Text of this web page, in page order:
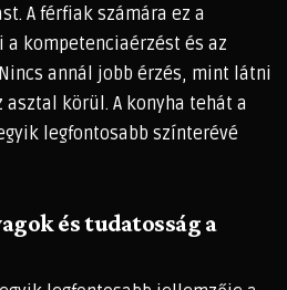
A férfiak számára ez a
kompetenciaérzést és az
annál jobb érzés, mint látni
körül. A konyha tehát a
legfontosabb színterévé
és tudatosság a